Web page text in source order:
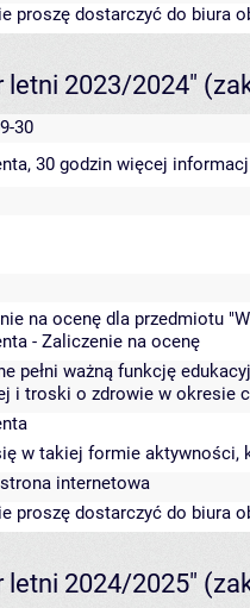
proszę dostarczyć do biura
letni 2023/2024"
30
30 godzin więcej
na ocenę dla przedmiotu
- Zaliczenie na ocenę
pełni ważną funkcję
i troski o zdrowie w okresie
w takiej formie
internetowa
proszę dostarczyć do biura
letni 2024/2025"